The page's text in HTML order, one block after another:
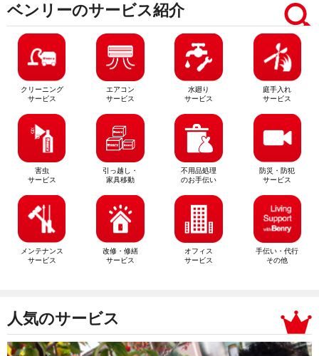
ベンリーのサービス紹介
クリーニング
サービス
エアコン
サービス
水廻り
サービス
庭手入れ
サービス
害虫
サービス
引っ越し・
家具移動
不用品処理
のお手伝い
防災・防犯
サービス
メンテナンス
サービス
改修・修繕
サービス
オフィス
サービス
手伝い・代行
その他
人気のサービス